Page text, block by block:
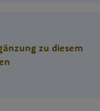
zu diesem